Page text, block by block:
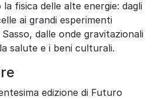
fisica delle alte energie: dagli
ai grandi esperimenti
dalle onde gravitazionali
salute e i beni culturali.
edizione di Futuro